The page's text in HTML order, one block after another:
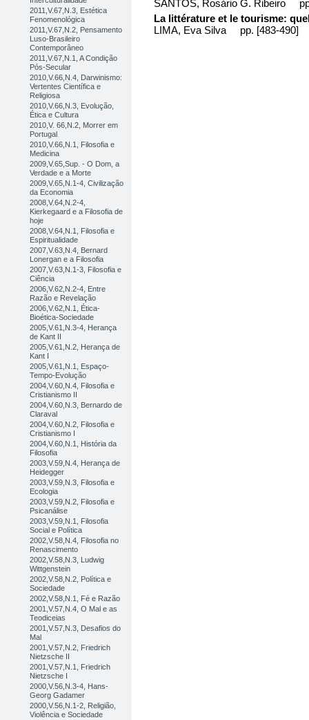
2011,V.67,N.3, Estética
Fenomenológica
2011,V.67,N.2, Pensamento
Luso-Brasileiro
Contemporâneo
2011,V.67,N.1, A Condição
Pós-Secular
2010,V.66,N.4, Darwinismo:
Vertentes Científica e
Religiosa
2010,V.66,N.3, Evolução,
Ética e Cultura
2010,V. 66,N.2, Morrer em
Portugal
2010,V.66,N.1, Filosofia e
Medicina
2009,V.65,Sup. - O Dom, a
Verdade e a Morte
2009,V.65,N.1-4, Civilização
da Economia
2008,V.64,N.2-4,
Kierkegaard e a Filosofia de
hoje
2008,V.64,N.1, Filosofia e
Espiritualidade
2007,V.63,N.4, Bernard
Lonergan e a Filosofia
2007,V.63,N.1-3, Filosofia e
Ciência
2006,V.62,N.2-4, Entre
Razão e Revelação
2006,V.62,N.1, Ética-
Bioética-Sociedade
2005,V.61,N.3-4, Herança
de Kant II
2005,V.61,N.2, Herança de
Kant I
2005,V.61,N.1, Espaço-
Tempo-Evolução
2004,V.60,N.4, Filosofia e
Cristianismo II
2004,V.60,N.3, Bernardo de
Claraval
2004,V.60,N.2, Filosofia e
Cristianismo I
2004,V.60,N.1, História da
Filosofia
2003,V.59,N.4, Herança de
Heidegger
2003,V.59,N.3, Filosofia e
Ecologia
2003,V.59,N.2, Filosofia e
Psicanálise
2003,V.59,N.1, Filosofia
Social e Política
2002,V.58,N.4, Filosofia no
Renascimento
2002,V.58,N.3, Ludwig
Wittgenstein
2002,V.58,N.2, Política e
Sociedade
2002,V.58,N.1, Fé e Razão
2001,V.57,N.4, O Mal e as
Teodiceias
2001,V.57,N.3, Desafios do
Mal
2001,V.57,N.2, Friedrich
Nietzsche II
2001,V.57,N.1, Friedrich
Nietzsche I
2000,V.56,N.3-4, Hans-
Georg Gadamer
2000,V.56,N.1-2, Religião,
Violência e Sociedade
SANTOS, Rosário G. Ribeiro
La littérature et le tourisme:
LIMA, Eva Silva pp. [483-490]